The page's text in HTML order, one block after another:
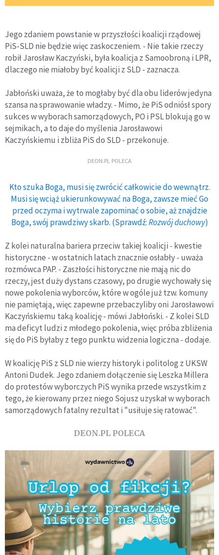
Jego zdaniem powstanie w przyszłości koalicji rządowej
PiS-SLD nie będzie więc zaskoczeniem. - Nie takie rzeczy
robił Jarosław Kaczyński, była koalicja z Samoobroną i LPR,
dlaczego nie miałoby być koalicji z SLD - zaznacza.
Jabłoński uważa, że to mogłaby być dla obu liderów jedyna
szansa na sprawowanie władzy. - Mimo, że PiS odniósł spory
sukces w wyborach samorządowych, PO i PSL blokują go w
sejmikach, a to daje do myślenia Jarosławowi
Kaczyńskiemu i zbliża PiS do SLD - przekonuje.
DEON.PL POLECA
Kto szuka Boga, musi się zwrócić całkowicie do wewnątrz.
Musi się wciąż ukierunkowywać na Boga, zawsze mieć Go
przed oczyma i wytrwale zapominać o sobie, aż znajdzie
Boga, swój prawdziwy skarb. (Sprawdź:Rozwój duchowy)
Z kolei naturalna bariera przeciw takiej koalicji - kwestie
historyczne - w ostatnich latach znacznie osłabły - uważa
rozmówca PAP. - Zaszłości historyczne nie mają nic do
rzeczy, jest duży dystans czasowy, po drugie wychowały się
nowe pokolenia wyborców, które w ogóle już tzw. komuny
nie pamiętają, więc zapewne przebaczyliby oni Jarosławowi
Kaczyńskiemu taką koalicję - mówi Jabłoński. - Z kolei SLD
ma deficyt ludzi z młodego pokolenia, więc próba zbliżenia
się do PiS byłaby z tego punktu widzenia logiczna - dodaje.
W koalicję PiS z SLD nie wierzy historyk i politolog z UKSW
Antoni Dudek. Jego zdaniem dołączenie się Leszka Millera
do protestów wyborczych PiS wynika przede wszystkim z
tego, że kierowany przez niego Sojusz uzyskał w wyborach
samorządowych fatalny rezultat i "usiłuje się ratować".
DEON.PL POLECA